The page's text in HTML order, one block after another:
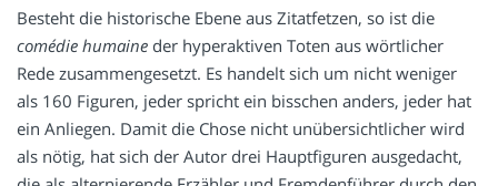
Besteht die historische Ebene aus Zitatfetzen, so ist die
comédie humaine der hyperaktiven Toten aus wörtlicher
Rede zusammengesetzt. Es handelt sich um nicht weniger
als 160 Figuren, jeder spricht ein bisschen anders, jeder hat
ein Anliegen. Damit die Chose nicht unübersichtlicher wird
als nötig, hat sich der Autor drei Hauptfiguren ausgedacht,